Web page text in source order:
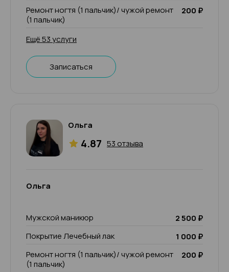
Ремонт ногтя (1 пальчик)/ чужой ремонт
(1 пальчик)
200 ₽
Ещё 53 услуги
Записаться
Ольга
4.87 53 отзыва
Ольга
Мужской маникюр
2 500 ₽
Покрытие Лечебный лак
1 000 ₽
Ремонт ногтя (1 пальчик)/ чужой ремонт
(1 пальчик)
200 ₽